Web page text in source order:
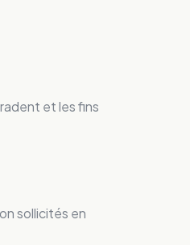
et les fins
sollicités en